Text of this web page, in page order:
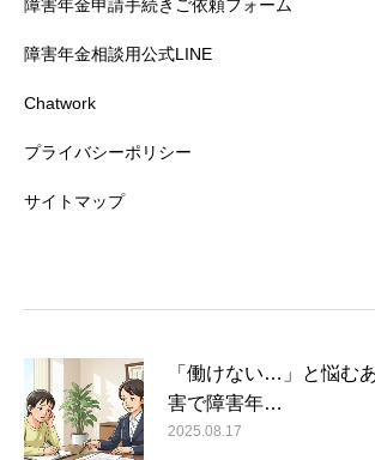
障害年金申請手続きご依頼フォーム
障害年金相談用公式LINE
Chatwork
プライバシーポリシー
サイトマップ
「働けない…」と悩む
害で障害年…
2025.08.17